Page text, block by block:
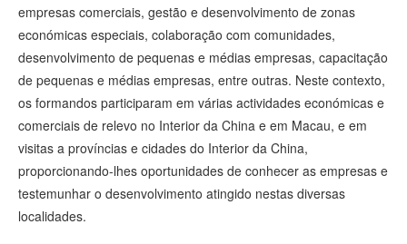
empresas comerciais, gestão e desenvolvimento de zonas
económicas especiais, colaboração com comunidades,
desenvolvimento de pequenas e médias empresas, capacitação
de pequenas e médias empresas, entre outras. Neste contexto,
os formandos participaram em várias actividades económicas e
comerciais de relevo no Interior da China e em Macau, e em
visitas a províncias e cidades do Interior da China,
proporcionando-lhes oportunidades de conhecer as empresas e
testemunhar o desenvolvimento atingido nestas diversas
localidades.